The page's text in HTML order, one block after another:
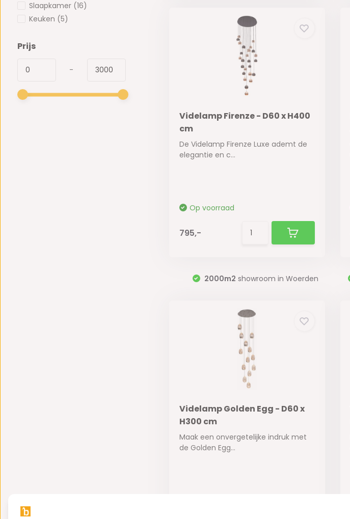
Slaapkamer (16)
Keuken (5)
Prijs
-
Videlamp Firenze - D60 x H400
cm
De Videlamp Firenze Luxe ademt de
elegantie en c...
Op voorraad
795,-
2000m2 showroom in Woerden
Videlamp Golden Egg - D60 x
H300 cm
Maak een onvergetelijke indruk met
de Golden Egg...